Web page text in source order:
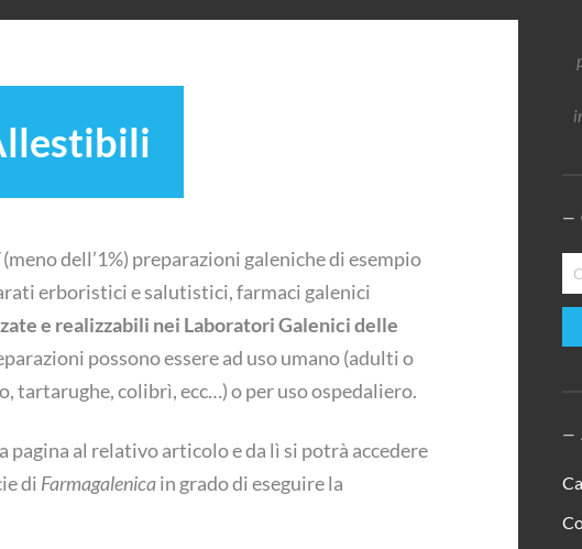
(meno dell’1%) preparazioni galeniche di esempio
erboristici e salutistici, farmaci galenici
e realizzabili nei Laboratori Galenici delle
possono essere ad uso umano (adulti o
tartarughe, colibrì, ecc…) o per uso ospedaliero.
pagina al relativo articolo e da lì si potrà accedere
di Farmagalenicain grado di eseguire la